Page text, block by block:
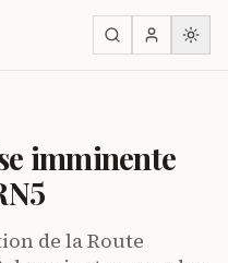
imminente
de la Route